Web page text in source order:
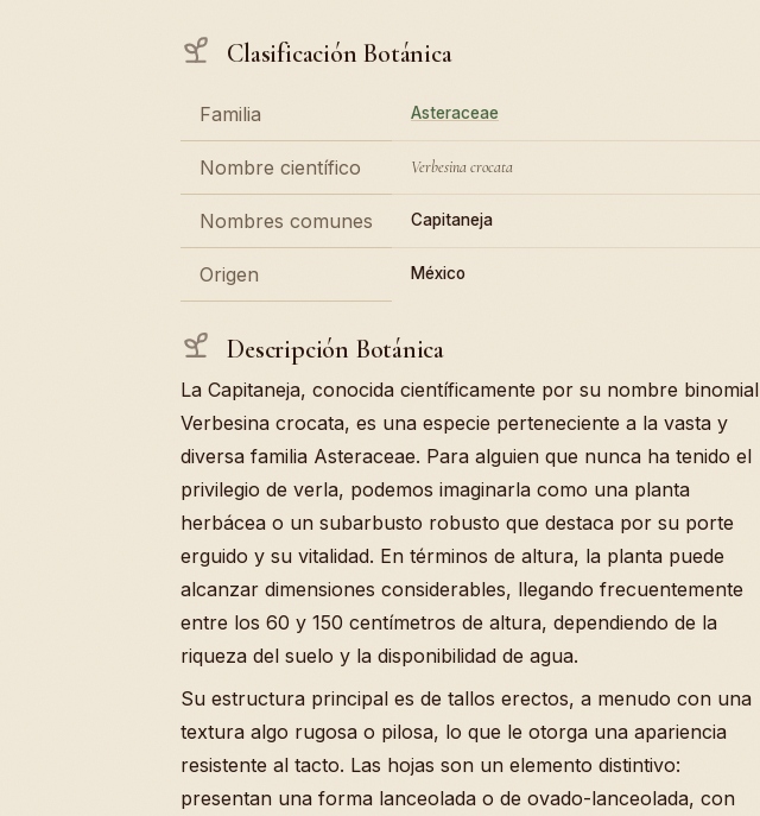
Clasificación Botánica
Familia Asteraceae
Nombre científico Verbesina crocata
Nombres comunes Capitaneja
Origen México
Descripción Botánica
La Capitaneja, conocida científicamente por su nombre binomial
Verbesina crocata, es una especie perteneciente a la vasta y
diversa familia Asteraceae. Para alguien que nunca ha tenido el
privilegio de verla, podemos imaginarla como una planta
herbácea o un subarbusto robusto que destaca por su porte
erguido y su vitalidad. En términos de altura, la planta puede
alcanzar dimensiones considerables, llegando frecuentemente
entre los 60 y 150 centímetros de altura, dependiendo de la
riqueza del suelo y la disponibilidad de agua.
Su estructura principal es de tallos erectos, a menudo con una
textura algo rugosa o pilosa, lo que le otorga una apariencia
resistente al tacto. Las hojas son un elemento distintivo:
presentan una forma lanceolada o de ovado-lanceolada, con